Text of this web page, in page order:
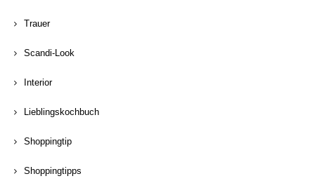
Trauer
Scandi-Look
Interior
Lieblingskochbuch
Shoppingtip
Shoppingtipps